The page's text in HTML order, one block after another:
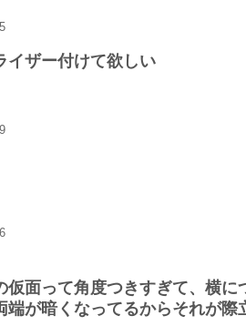
イザー付けて欲しい
仮面って角度つきすぎて、横に
端が暗くなってるからそれが際